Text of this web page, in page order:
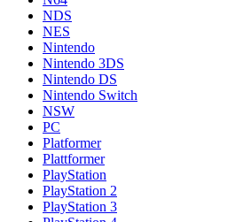
NDS
NES
Nintendo
Nintendo 3DS
Nintendo DS
Nintendo Switch
NSW
PC
Platformer
Plattformer
PlayStation
PlayStation 2
PlayStation 3